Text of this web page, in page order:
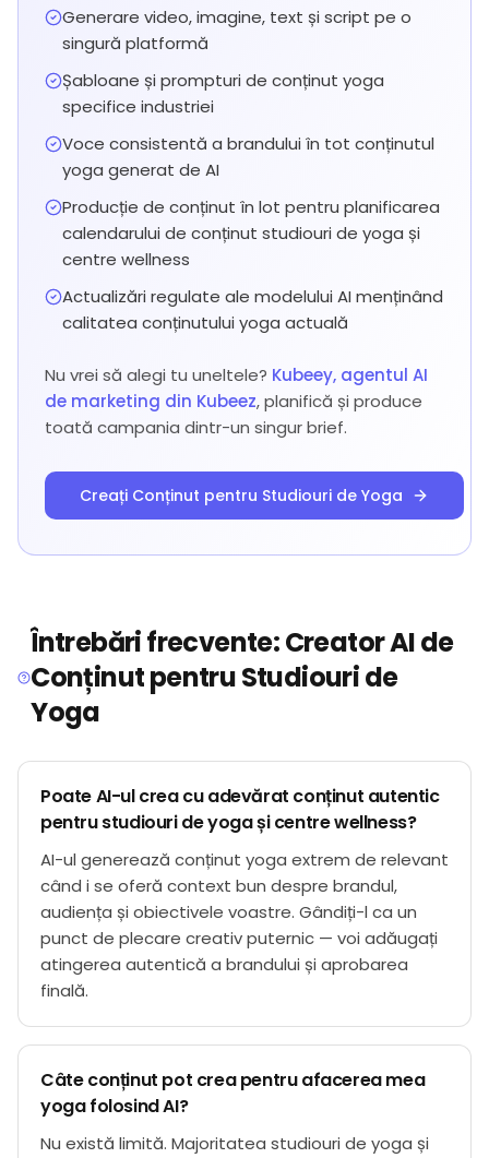
Generare video, imagine, text și script pe o
singură platformă
Șabloane și prompturi de conținut yoga
specifice industriei
Voce consistentă a brandului în tot conținutul
yoga generat de AI
Producție de conținut în lot pentru planificarea
calendarului de conținut studiouri de yoga și
centre wellness
Actualizări regulate ale modelului AI menținând
calitatea conținutului yoga actuală
Nu vrei să alegi tu uneltele? Kubeey, agentul AI
de marketing din Kubeez, planifică și produce
toată campania dintr-un singur brief.
Creați Conținut pentru Studiouri de Yoga
Întrebări frecvente: Creator AI de
Conținut pentru Studiouri de
Yoga
Poate AI-ul crea cu adevărat conținut autentic
pentru studiouri de yoga și centre wellness?
AI-ul generează conținut yoga extrem de relevant
când i se oferă context bun despre brandul,
audiența și obiectivele voastre. Gândiți-l ca un
punct de plecare creativ puternic — voi adăugați
atingerea autentică a brandului și aprobarea
finală.
Câte conținut pot crea pentru afacerea mea
yoga folosind AI?
Nu există limită. Majoritatea studiouri de yoga și